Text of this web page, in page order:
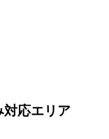
対応エリア